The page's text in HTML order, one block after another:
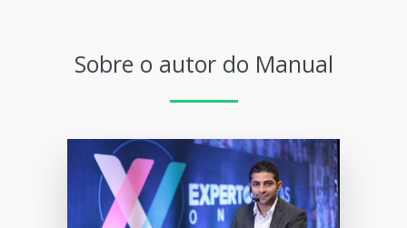
Sobre o autor do Manual